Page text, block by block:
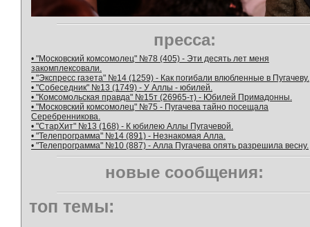
пресса:
• "Московский комсомолец" №78 (405) - Эти десять лет меня
закомплексовали.
• "Экспресс газета" №14 (1259) - Как погибали влюбленные в Пугачеву.
• "Собеседник" №13 (1749) - У Аллы - юбилей.
• "Комсомольская правда" №15т (26965-т) - Юбилей Примадонны.
• "Московский комсомолец" №75 - Пугачева тайно посещала
Серебренникова.
• "СтарХит" №13 (168) - К юбилею Аллы Пугачевой.
• "Телепрограмма" №14 (891) - Незнакомая Алла.
• "Телепрограмма" №10 (887) - Алла Пугачева опять разрешила весну.
новые сообщения:
топ темы: